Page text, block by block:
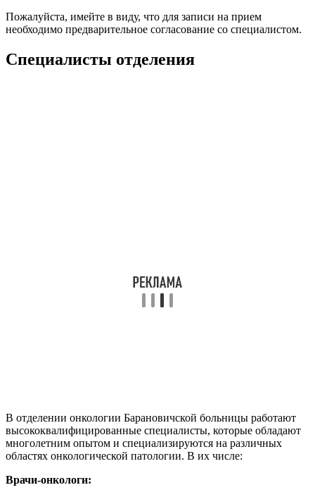
Пожалуйста, имейте в виду, что для записи на прием
необходимо предварительное согласование со специалистом.
Специалисты отделения
В отделении онкологии Барановичской больницы работают
высококвалифицированные специалисты, которые обладают
многолетним опытом и специализируются на различных
областях онкологической патологии. В их числе:
Врачи-онкологи: